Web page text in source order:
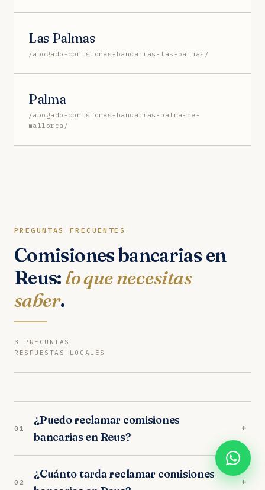
Las Palmas
/abogado-comisiones-bancarias-las-palmas/
Palma
/abogado-comisiones-bancarias-palma-de-
mallorca/
PREGUNTAS FRECUENTES
Comisiones bancarias en
Reus: lo que necesitas
saber.
3 PREGUNTAS
RESPUESTAS LOCALES
01
¿Puedo reclamar comisiones
bancarias en Reus?
+
Sí. Nuestros abogados en Reus son especialistas
en comisiones bancarias. Analizamos tu caso
02
¿Cuánto tarda reclamar comisiones
+